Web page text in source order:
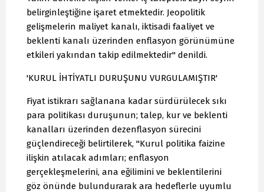
belirginleştiğine işaret etmektedir. Jeopolitik
gelişmelerin maliyet kanalı, iktisadi faaliyet ve
beklenti kanalı üzerinden enflasyon görünümüne
etkileri yakından takip edilmektedir" denildi.
'KURUL İHTİYATLI DURUŞUNU VURGULAMIŞTIR'
Fiyat istikrarı sağlanana kadar sürdürülecek sıkı
para politikası duruşunun; talep, kur ve beklenti
kanalları üzerinden dezenflasyon sürecini
güçlendireceği belirtilerek, "Kurul politika faizine
ilişkin atılacak adımları; enflasyon
gerçekleşmelerini, ana eğilimini ve beklentilerini
göz önünde bulundurarak ara hedeflerle uyumlu